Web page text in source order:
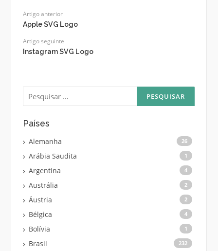
Artigo anterior
Apple SVG Logo
Artigo seguinte
Instagram SVG Logo
Pesquisar
por:
Países
Alemanha 26
Arábia Saudita 1
Argentina 4
Austrália 2
Áustria 2
Bélgica 4
Bolívia 1
Brasil 232